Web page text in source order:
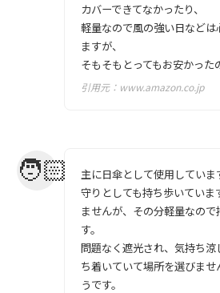
カバーできてなかったり、
軽量なので風の強い日などは
ますが、
そもそもとってもお安かった
引用元： www.amazon.co.jp
主に日傘として使用してい
守りとしても持ち歩いていま
ませんが、その分軽量なの
す。
問題なく遮光され、気持ち
ち着いていて場所を選びま
うです。